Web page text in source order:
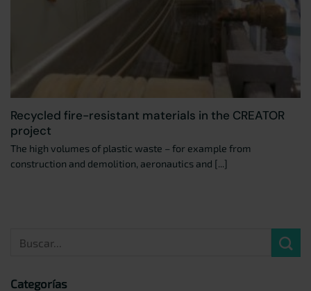
Recycled fire-resistant materials in the CREATOR
project
The high volumes of plastic waste – for example from
construction and demolition, aeronautics and [...]
Categorías